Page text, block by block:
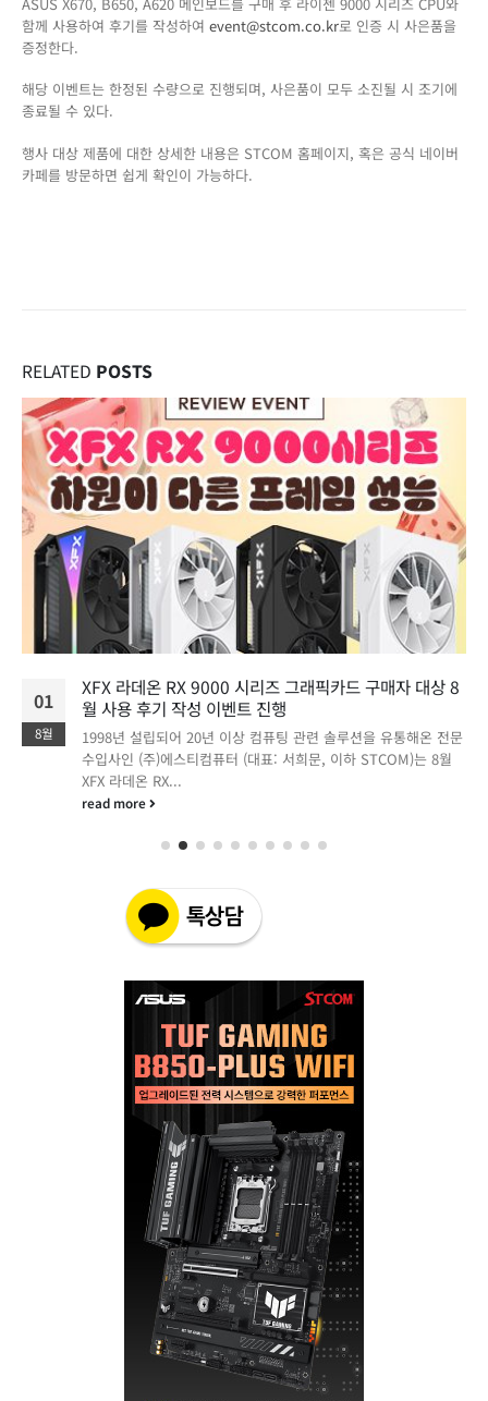
함께 사용하여 후기를 작성하여 event@stcom.co.kr로 인증 시 사은품을
증정한다.
해당 이벤트는 한정된 수량으로 진행되며, 사은품이 모두 소진될 시 조기에
종료될 수 있다.
행사 대상 제품에 대한 상세한 내용은 STCOM 홈페이지, 혹은 공식 네이버
카페를 방문하면 쉽게 확인이 가능하다.
RELATED POSTS
01
8월
XFX 라데온 RX 9000 시리즈 그래픽카드 구매자 대상 8
월 사용 후기 작성 이벤트 진행
1998년 설립되어 20년 이상 컴퓨팅 관련 솔루션을 유통해온 전문
수입사인 (주)에스티컴퓨터 (대표: 서희문, 이하 STCOM)는 8월
XFX 라데온 RX...
read more